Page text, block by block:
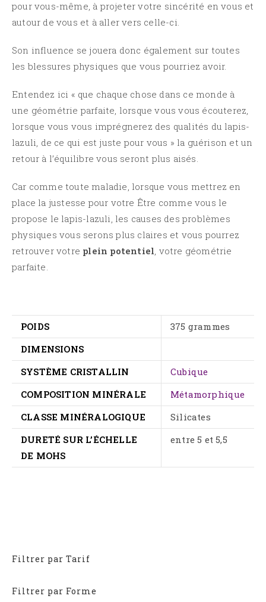
pour vous-même, à projeter votre sincérité en vous et
autour de vous et à aller vers celle-ci.
Son influence se jouera donc également sur toutes
les blessures physiques que vous pourriez avoir.
Entendez ici « que chaque chose dans ce monde à
une géométrie parfaite, lorsque vous vous écouterez,
lorsque vous vous imprégnerez des qualités du lapis-
lazuli, de ce qui est juste pour vous » la guérison et un
retour à l’équilibre vous seront plus aisés.
Car comme toute maladie, lorsque vous mettrez en
place la justesse pour votre Être comme vous le
propose le lapis-lazuli, les causes des problèmes
physiques vous serons plus claires et vous pourrez
retrouver votre plein potentiel, votre géométrie
parfaite.
POIDS
375 grammes
DIMENSIONS
SYSTÈME CRISTALLIN
Cubique
COMPOSITION MINÉRALE
Métamorphique
CLASSE MINÉRALOGIQUE
Silicates
DURETÉ SUR L’ÉCHELLE
DE MOHS
entre 5 et 5,5
Filtrer par Tarif
Filtrer par Forme